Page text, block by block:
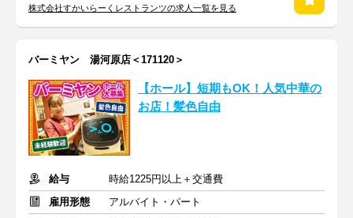
株式会社すかいらーくレストランツの求人一覧を見る
バーミヤン 湯河原店＜171120＞
【ホール】短期もOK！人気中華の
お店！髪色自由
給与
時給1225円以上＋交通費
雇用形態
アルバイト・パート